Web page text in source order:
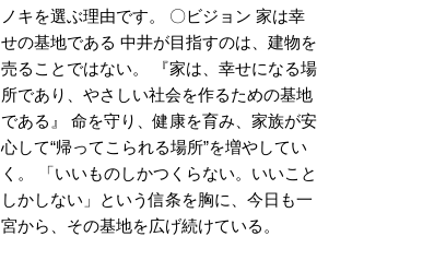
ノキを選ぶ理由です。 〇ビジョン 家は幸
せの基地である 中井が目指すのは、建物を
売ることではない。 『家は、幸せになる場
所であり、やさしい社会を作るための基地
である』 命を守り、健康を育み、家族が安
心して“帰ってこられる場所”を増やしてい
く。 「いいものしかつくらない。いいこと
しかしない」という信条を胸に、今日も一
宮から、その基地を広げ続けている。